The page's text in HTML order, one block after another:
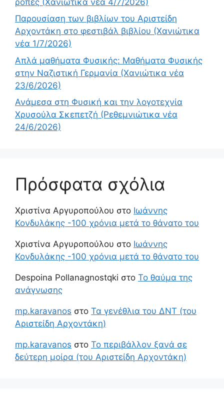
Παρουσίαση των βιβλίων του Αριστείδη
Αρχοντάκη στο φεστιβάλ βιβλίου (Χανιώτικα
νέα 1/7/2026)
Απλά μαθήματα Φυσικής: Μαθήματα Φυσικής
στην Ναζιστική Γερμανία (Χανιώτικα νέα
23/6/2026)
Ανάμεσα στη Φυσική και την λογοτεχνία
Χρυσούλα Σκεπετζή (Ρεθεμνιώτικα νέα
24/6/2026)
Πρόσφατα σχόλια
Χριστίνα Αργυροπούλου στο Ιωάννης
Κονδυλάκης -100 χρόνια μετά το θάνατο του
Χριστίνα Αργυροπούλου στο Ιωάννης
Κονδυλάκης -100 χρόνια μετά το θάνατο του
Despoina Pollanagnostqki στο Το θαύμα της
ανάγνωσης
mp.karavanos στο Τα γενέθλια του ΔΝΤ (του
Αριστείδη Αρχοντάκη)
mp.karavanos στο Το περιβάλλον ξανά σε
δεύτερη μοίρα (του Αριστείδη Αρχοντάκη)